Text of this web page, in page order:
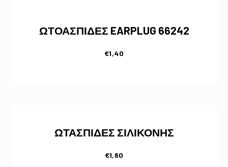
ΩΤΟΑΣΠΙΔΕΣ EARPLUG 66242
€1,40
ΩΤΑΣΠΙΔΕΣ ΣΙΛΙΚΟΝΗΣ
€1,60